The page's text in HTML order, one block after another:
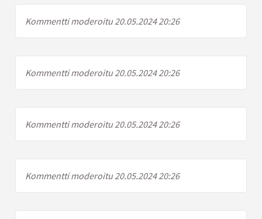
Kommentti moderoitu 20.05.2024 20:26
Kommentti moderoitu 20.05.2024 20:26
Kommentti moderoitu 20.05.2024 20:26
Kommentti moderoitu 20.05.2024 20:26